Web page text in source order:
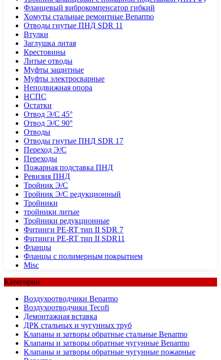
Фланцевый виброкомпенсатор гибкий
Хомуты стальные ремонтные Benarmo
Отводы гнутые ПНД SDR 11
Втулки
Заглушка литая
Крестовины
Литые отводы
Муфты защитные
Муфты электросварные
Неподвижная опора
НСПС
Остатки
Отвод Э/С 45°
Отвод Э/С 90°
Отводы
Отводы гнутые ПНД SDR 17
Переход Э/С
Переходы
Пожарная подставка ПНД
Ревизия ПНД
Тройник Э/С
Тройник Э/С редукционный
Тройники
тройники литые
Тройники редукционные
Фитинги PE-RT тип II SDR 7
Фитинги PE-RT тип II SDR11
Фланцы
Фланцы с полимерным покрытием
Misc
Категории
Воздухоотводчики Benarmo
Воздухоотводчики Tecofi
Демонтажная вставка
ДРК стальных и чугунных труб
Клапаны и затворы обратные стальные Benarmo
Клапаны и затворы обратные чугунные Benarmo
Клапаны и затворы обратные чугунные пожарные